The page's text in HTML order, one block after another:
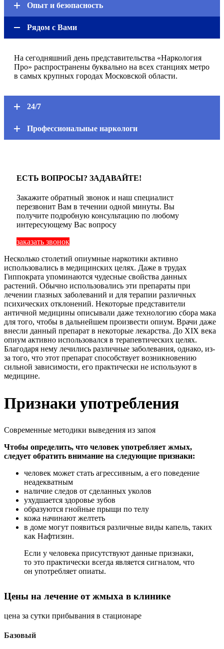
Опыт и безопасность
Рядом с Вами
На сегодняшний день представительства «Наркология
Про» распространены буквально на всех станциях метро
в самых крупных городах Московской области.
24/7
Профессиональные наркологи
ЕСТЬ ВОПРОСЫ? ЗАДАВАЙТЕ!
Закажите обратный звонок и наш специалист
перезвонит Вам в течении одной минуты. Вы
получите подробную консультацию по любому
интересующему Вас вопросу
заказать звонок
Несколько столетий опиумные наркотики активно
использовались в медицинских целях. Даже в трудах
Гиппократа упоминаются чудесные свойства данных
растений. Обычно использовались эти препараты при
лечении глазных заболеваний и для терапии различных
психических отклонений. Некоторые представители
античной медицины описывали даже технологию сбора мака
для того, чтобы в дальнейшем произвести опиум. Врачи даже
внесли данный препарат в некоторые лекарства. До XIX века
опиум активно использовался в терапевтических целях.
Благодаря нему лечились различные заболевания, однако, из-
за того, что этот препарат способствует возникновению
сильной зависимости, его практически не используют в
медицине.
Признаки употребления
Современные методики выведения из запоя
Чтобы определить, что человек употребляет жмых,
следует обратить внимание на следующие признаки:
человек может стать агрессивным, а его поведение
неадекватным
наличие следов от сделанных уколов
ухудшается здоровье зубов
образуются гнойные прыщи по телу
кожа начинают желтеть
в доме могут появиться различные виды капель, таких
как Нафтизин.
Если у человека присутствуют данные признаки,
то это практически всегда является сигналом, что
он употребляет опиаты.
Цены на лечение от жмыха в клинике
цена за сутки прибывания в стационаре
Базовый